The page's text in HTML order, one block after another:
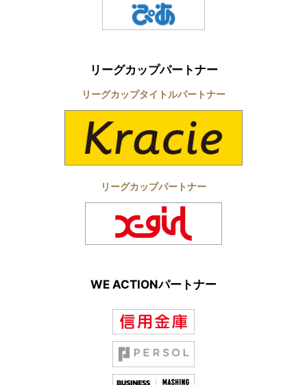
リーグカップパートナー
リーグカップタイトルパートナー
リーグカップパートナー
WE ACTIONパートナー